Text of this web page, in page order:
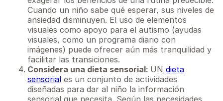
Cuando un niño sabe qué esperar, sus niveles de
ansiedad disminuyen. El uso de elementos
visuales como apoyo para el autismo (ayudas
visuales, como un programa diario con
imágenes) puede ofrecer aún más tranquilidad y
facilitar las transiciones.
Considera una dieta sensorial: UN dieta
sensorial es un conjunto de actividades
diseñadas para dar al niño la información